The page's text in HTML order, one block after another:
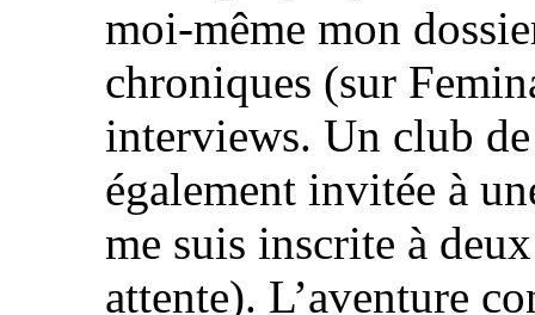
moi-même mon
chroniques (sur
interviews. Un club
également invitée à
me suis inscrite à
attente). L’aventure